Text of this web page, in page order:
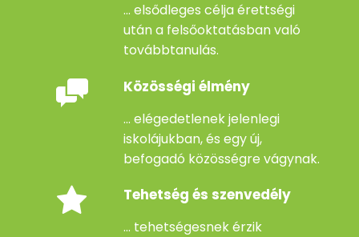
... elsődleges célja érettségi
után a felsőoktatásban való
továbbtanulás.
Közösségi élmény
... elégedetlenek jelenlegi
iskolájukban, és egy új,
befogadó közösségre vágynak.
Tehetség és szenvedély
... tehetségesnek érzik